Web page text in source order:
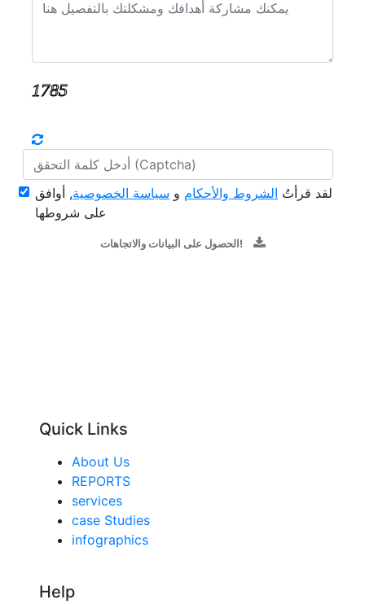
لقد قرأتُ الشروط والأحكام و سياسة الخصوصية, أوافق
على شروطها
الحصول على البيانات والاتجاهات!
Quick Links
About Us
REPORTS
services
case Studies
infographics
Help